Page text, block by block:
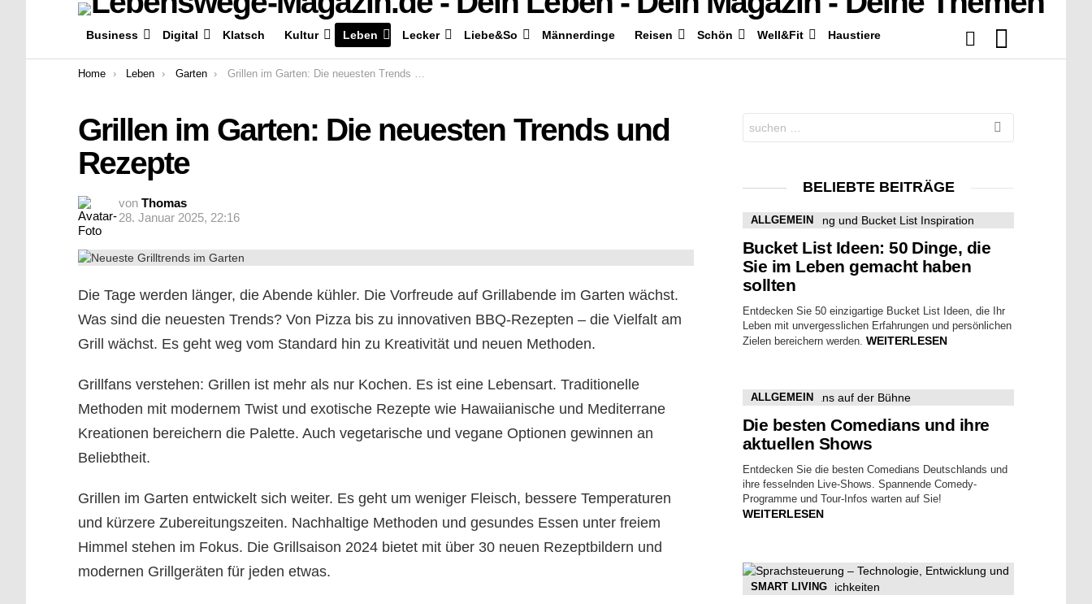
Business Digital Klatsch Kultur Leben Lecker Liebe&So Männerdinge Reisen Schön Well&Fit Haustiere SEARCH
You are here:
Home Leben Garten Grillen im Garten: Die neuesten Trends und Rezepte
Grillen im Garten: Die neuesten Trends und
Rezepte
von Thomas
28. Januar 2025, 22:16
Die Tage werden länger, die Abende kühler. Die Vorfreude auf Grillabende im Garten wächst.
Was sind die neuesten Trends? Von Pizza bis zu innovativen BBQ-Rezepten – die Vielfalt am
Grill wächst. Es geht weg vom Standard hin zu Kreativität und neuen Methoden.
Grillfans verstehen: Grillen ist mehr als nur Kochen. Es ist eine Lebensart. Traditionelle
Methoden mit modernem Twist und exotische Rezepte wie Hawaiianische und Mediterrane
Kreationen bereichern die Palette. Auch vegetarische und vegane Optionen gewinnen an
Beliebtheit.
Grillen im Garten entwickelt sich weiter. Es geht um weniger Fleisch, bessere Temperaturen
und kürzere Zubereitungszeiten. Nachhaltige Methoden und gesundes Essen unter freiem
Himmel stehen im Fokus. Die Grillsaison 2024 bietet mit über 30 neuen Rezeptbildern und
modernen Grillgeräten für jeden etwas.
for:
BELIEBTE BEITRÄGE
ALLGEMEIN
Bucket List Ideen: 50 Dinge, die
Sie im Leben gemacht haben
sollten
Entdecken Sie 50 einzigartige Bucket List Ideen, die Ihr
Leben mit unvergesslichen Erfahrungen und persönlichen
Zielen bereichern werden. WEITERLESEN
ALLGEMEIN
Die besten Comedians und ihre
aktuellen Shows
Entdecken Sie die besten Comedians Deutschlands und
ihre fesselnden Live-Shows. Spannende Comedy-
Programme und Tour-Infos warten auf Sie!
WEITERLESEN
SMART LIVING